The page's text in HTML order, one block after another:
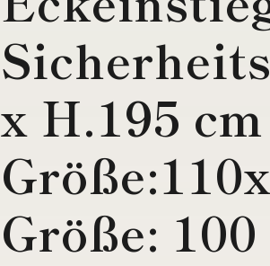
x H.195 cm
Größe: